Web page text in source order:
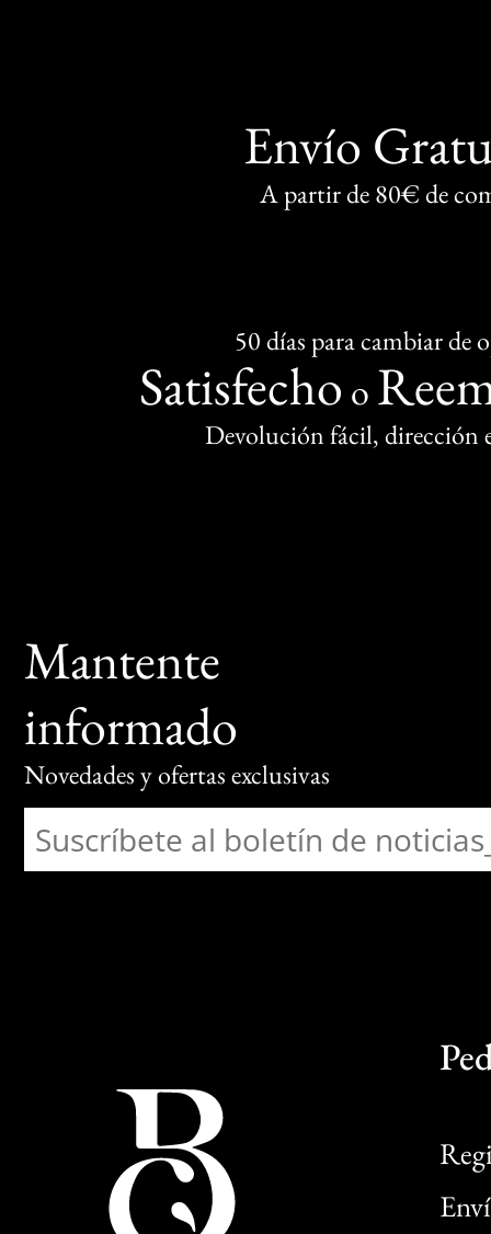
Envío
A partir de 80€ de
50 días para cambiar de
Satisfecho o
Devolución fácil, dirección
Mantente
informado
Novedades y ofertas exclusivas